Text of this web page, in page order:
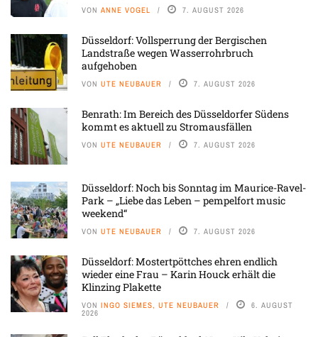
VON ANNE VOGEL 7. AUGUST 2026
Düsseldorf: Vollsperrung der Bergischen
Landstraße wegen Wasserrohrbruch
aufgehoben
VON UTE NEUBAUER 7. AUGUST 2026
Benrath: Im Bereich des Düsseldorfer Südens
kommt es aktuell zu Stromausfällen
VON UTE NEUBAUER 7. AUGUST 2026
Düsseldorf: Noch bis Sonntag im Maurice-Ravel-
Park – „Liebe das Leben – pempelfort music
weekend“
VON UTE NEUBAUER 7. AUGUST 2026
Düsseldorf: Mostertpöttches ehren endlich
wieder eine Frau – Karin Houck erhält die
Klinzing Plakette
VON INGO SIEMES, UTE NEUBAUER 6. AUGUST
2026